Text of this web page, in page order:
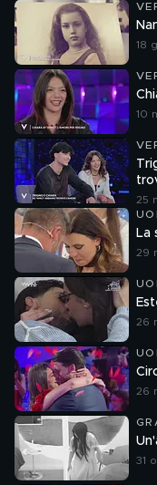
18
10
25
La
29
26
26
31